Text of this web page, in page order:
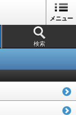
メニュー
検索